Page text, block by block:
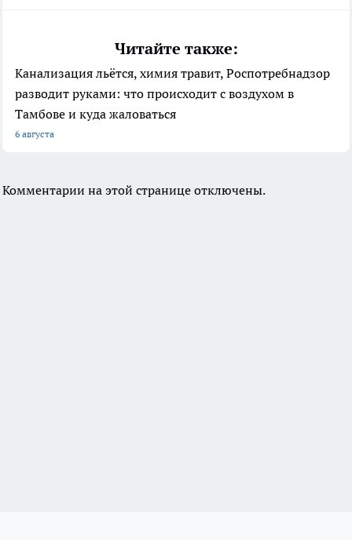
Читайте также:
Канализация льётся, химия травит, Роспотребнадзор
разводит руками: что происходит с воздухом в
Тамбове и куда жаловаться
6 августа
Комментарии на этой странице отключены.